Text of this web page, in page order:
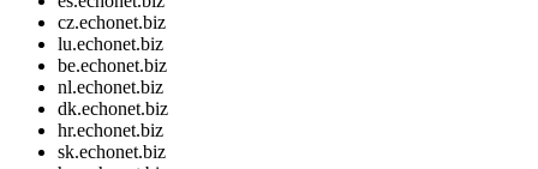
cz.echonet.biz
lu.echonet.biz
be.echonet.biz
nl.echonet.biz
dk.echonet.biz
hr.echonet.biz
sk.echonet.biz